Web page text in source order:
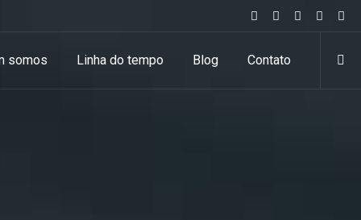
somos Linha do tempo Blog Contato